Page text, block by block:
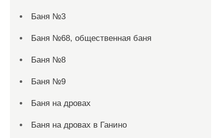
Баня №3
Баня №68, общественная баня
Баня №8
Баня №9
Баня на дровах
Баня на дровах в Ганино